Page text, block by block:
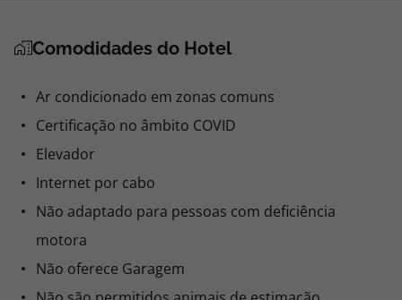
Comodidades do Hotel
Ar condicionado em zonas comuns
Certificação no âmbito COVID
Elevador
Internet por cabo
Não adaptado para pessoas com deficiência
motora
Não oferece Garagem